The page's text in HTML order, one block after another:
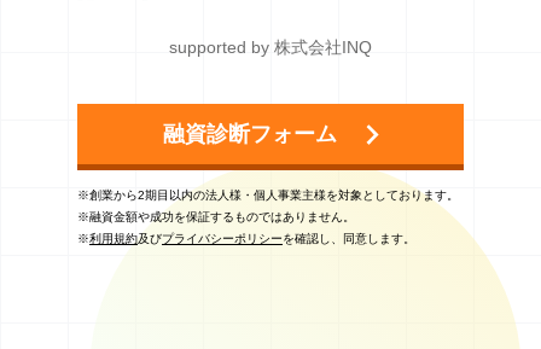
supported by 株式会社INQ
融資診断フォーム
※創業から2期目以内の法人様・個人事業主様を対象としております。
※融資金額や成功を保証するものではありません。
※利用規約及びプライバシーポリシーを確認し、同意します。